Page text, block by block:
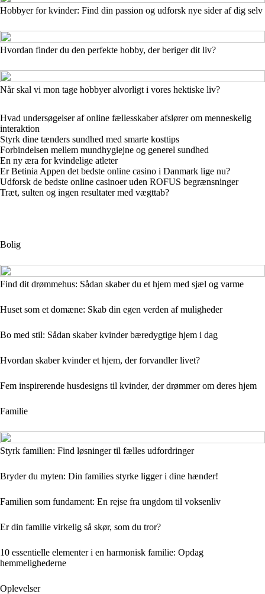
Hobbyer for kvinder: Find din passion og udforsk nye sider af dig selv
Hvordan finder du den perfekte hobby, der beriger dit liv?
Når skal vi mon tage hobbyer alvorligt i vores hektiske liv?
Hvad undersøgelser af online fællesskaber afslører om menneskelig
interaktion
Styrk dine tænders sundhed med smarte kosttips
Forbindelsen mellem mundhygiejne og generel sundhed
En ny æra for kvindelige atleter
Er Betinia Appen det bedste online casino i Danmark lige nu?
Udforsk de bedste online casinoer uden ROFUS begrænsninger
Træt, sulten og ingen resultater med vægttab?
Bolig
Find dit drømmehus: Sådan skaber du et hjem med sjæl og varme
Huset som et domæne: Skab din egen verden af muligheder
Bo med stil: Sådan skaber kvinder bæredygtige hjem i dag
Hvordan skaber kvinder et hjem, der forvandler livet?
Fem inspirerende husdesigns til kvinder, der drømmer om deres hjem
Familie
Styrk familien: Find løsninger til fælles udfordringer
Bryder du myten: Din families styrke ligger i dine hænder!
Familien som fundament: En rejse fra ungdom til voksenliv
Er din familie virkelig så skør, som du tror?
10 essentielle elementer i en harmonisk familie: Opdag
hemmelighederne
Oplevelser